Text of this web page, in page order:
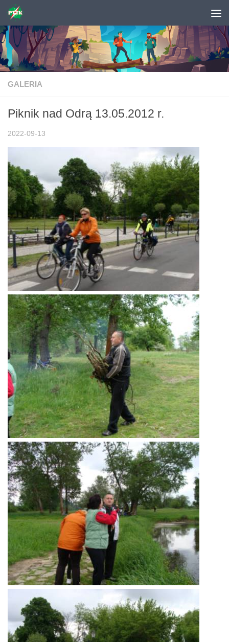
Skip to content
GALERIA
Piknik nad Odrą 13.05.2012 r.
2022-09-13